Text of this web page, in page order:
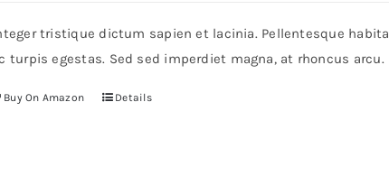
tristique dictum sapien et lacinia. Pellentesque
turpis egestas. Sed sed imperdiet magna, at rhoncus arcu.
Buy On Amazon Details